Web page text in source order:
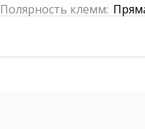
Полярность клемм: